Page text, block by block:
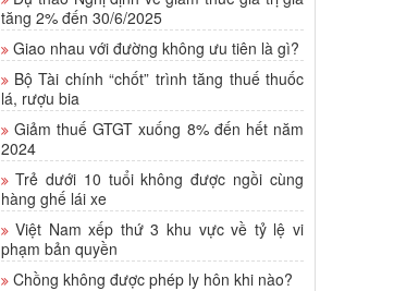
tăng 2% đến 30/6/2025
Giao nhau với đường không ưu tiên là gì?
Bộ Tài chính “chốt” trình tăng thuế thuốc
lá, rượu bia
Giảm thuế GTGT xuống 8% đến hết năm
2024
Trẻ dưới 10 tuổi không được ngồi cùng
hàng ghế lái xe
Việt Nam xếp thứ 3 khu vực về tỷ lệ vi
phạm bản quyền
Chồng không được phép ly hôn khi nào?